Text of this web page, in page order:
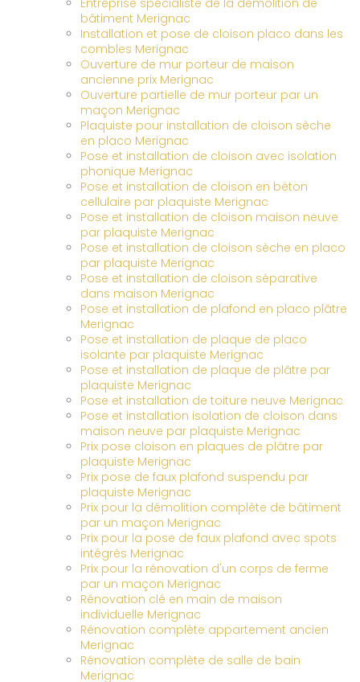
Entreprise spécialiste de la démolition de
bâtiment Merignac
Installation et pose de cloison placo dans les
combles Merignac
Ouverture de mur porteur de maison
ancienne prix Merignac
Ouverture partielle de mur porteur par un
maçon Merignac
Plaquiste pour installation de cloison sèche
en placo Merignac
Pose et installation de cloison avec isolation
phonique Merignac
Pose et installation de cloison en béton
cellulaire par plaquiste Merignac
Pose et installation de cloison maison neuve
par plaquiste Merignac
Pose et installation de cloison sèche en placo
par plaquiste Merignac
Pose et installation de cloison séparative
dans maison Merignac
Pose et installation de plafond en placo plâtre
Merignac
Pose et installation de plaque de placo
isolante par plaquiste Merignac
Pose et installation de plaque de plâtre par
plaquiste Merignac
Pose et installation de toiture neuve Merignac
Pose et installation isolation de cloison dans
maison neuve par plaquiste Merignac
Prix pose cloison en plaques de plâtre par
plaquiste Merignac
Prix pose de faux plafond suspendu par
plaquiste Merignac
Prix pour la démolition complète de bâtiment
par un maçon Merignac
Prix pour la pose de faux plafond avec spots
intégrés Merignac
Prix pour la rénovation d'un corps de ferme
par un maçon Merignac
Rénovation clé en main de maison
individuelle Merignac
Rénovation complète appartement ancien
Merignac
Rénovation complète de salle de bain
Merignac